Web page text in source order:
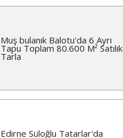
Muş bulanık Balotu'da 6 Ayrı
Tapu Toplam 80.600 M² Satılık
Tarla
Edirne Süloğlu Tatarlar'da